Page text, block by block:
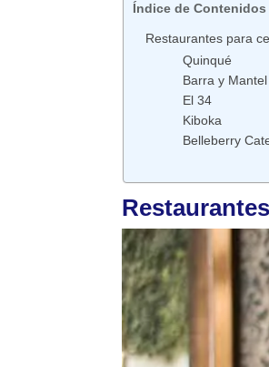
Índice de Contenidos
Restaurantes para
Quinqué
Barra y Mantel
El 34
Kiboka
Belleberry